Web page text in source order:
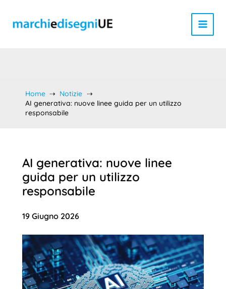
contenuto
Home
Notizie
AI generativa: nuove linee guida per un utilizzo
responsabile
AI generativa: nuove linee
guida per un utilizzo
responsabile
19 Giugno 2026